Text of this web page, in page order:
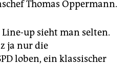
Thomas Oppermann.
up sieht man selten.
ja nur die
loben, ein klassischer